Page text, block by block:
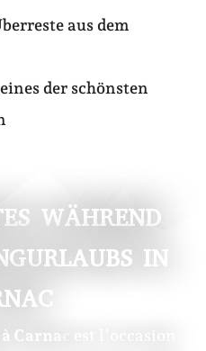
aus dem
eines der schönsten
WÄHREND
IN
Carnac